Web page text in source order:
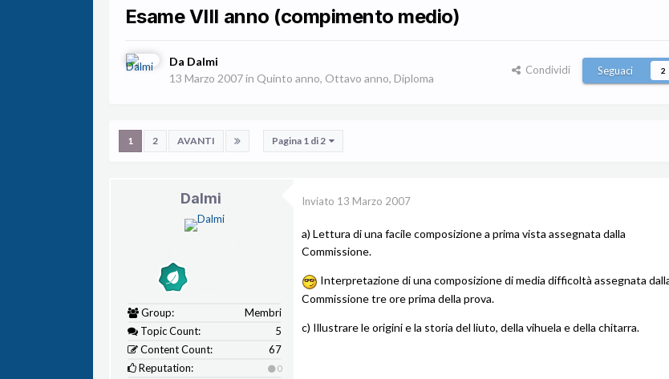
Esame VIII anno (compimento medio)
Da Dalmi
13 Marzo 2007in Quinto anno, Ottavo anno, Diploma
Condividi Seguaci 2
1 2 AVANTI Pagina 1 di 2
Dalmi
Group:
Membri
Topic Count:
5
Content Count:
67
Reputation:
0
Inviato 13 Marzo 2007
a) Lettura di una facile composizione a prima vista assegnata dalla
Commissione.
Interpretazione di una composizione di media difficoltà assegnata
Commissione tre ore prima della prova.
c) Illustrare le origini e la storia del liuto, della vihuela e della chitarra.